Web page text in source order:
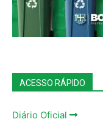
ACESSO RÁPIDO
Diário Oficial